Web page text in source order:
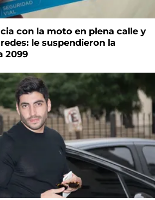
con la moto en plena calle y
le suspendieron la
2099